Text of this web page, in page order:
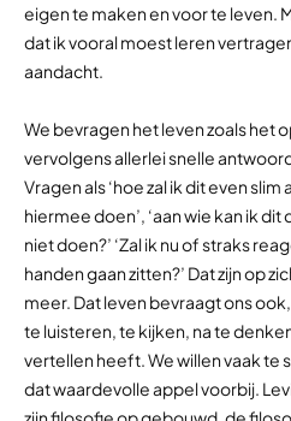
eigen te maken en voor te leven.
dat ik vooral moest leren
aandacht.
We bevragen het leven zoals het
vervolgens allerlei snelle
Vragen als ‘hoe zal ik dit even slim
hiermee doen’, ‘aan wie kan ik
niet doen?’ ‘Zal ik nu of straks
handen gaan zitten?’ Dat zijn op
meer. Dat leven bevraagt ons
te luisteren, te kijken, na te
vertellen heeft. We willen vaak te
dat waardevolle appel voorbij.